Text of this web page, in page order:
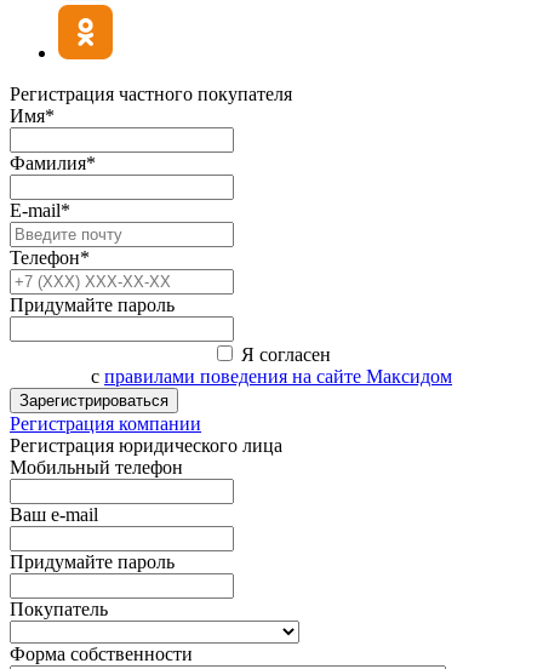
Регистрация частного покупателя
Имя*
Фамилия*
E-mail*
Телефон*
Придумайте пароль
Я согласен
с правилами поведения на сайте Максидом
Зарегистрироваться
Регистрация компании
Регистрация юридического лица
Мобильный телефон
Ваш e-mail
Придумайте пароль
Покупатель
Форма собственности